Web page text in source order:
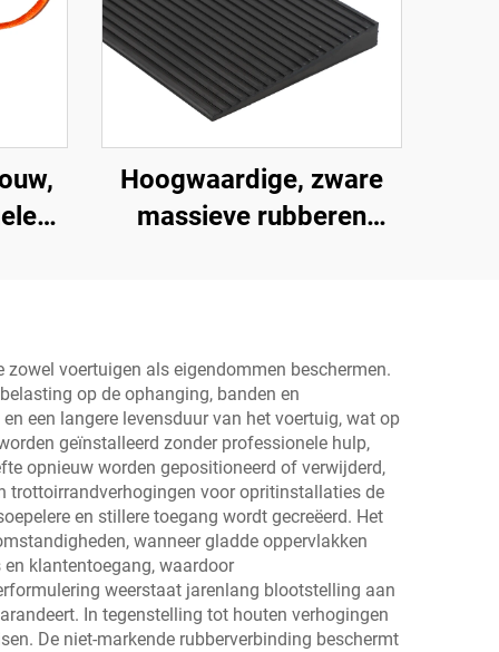
Hoogwaardige, zware
massieve rubberen
voertuigen als eigendommen beschermen.
op de ophanging, banden en
een langere levensduur van het voertuig, wat op
geïnstalleerd zonder professionele hulp,
opnieuw worden gepositioneerd of verwijderd,
trottoirrandverhogingen voor opritinstallaties de
en stillere toegang wordt gecreëerd. Het
wanneer gladde oppervlakken
klantentoegang, waardoor
weerstaat jarenlang blootstelling aan
In tegenstelling tot houten verhogingen
De niet-markende rubberverbinding beschermt